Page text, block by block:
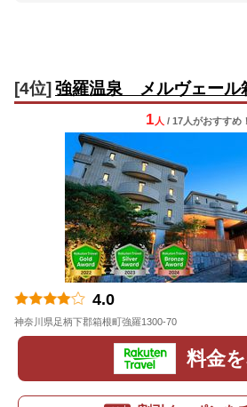
[4位] 強羅温泉 メルヴェール
1 人 / 17人がおすすめ！
4.0
神奈川県足柄下郡箱根町強羅1300-70
料金